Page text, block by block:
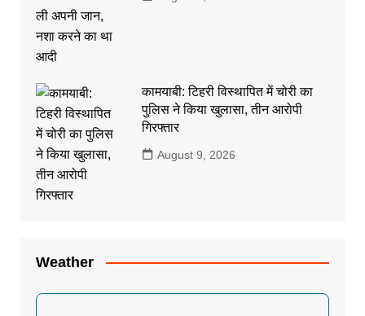
कामयाबी: टिहरी विस्थापित में चोरी का
पुलिस ने किया खुलासा, तीन आरोपी
गिरफ्तार
August 9, 2026
Weather